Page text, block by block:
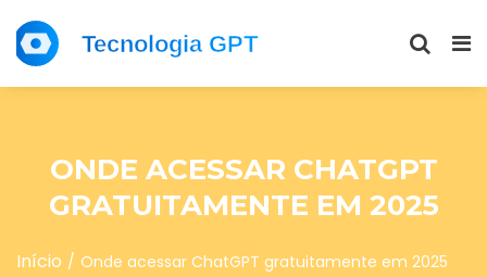
ONDE ACESSAR CHATGPT
GRATUITAMENTE EM 2025
Início Onde acessar ChatGPT gratuitamente em 2025